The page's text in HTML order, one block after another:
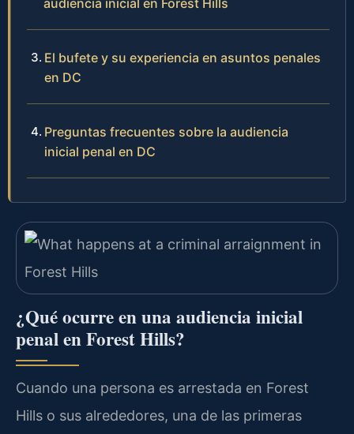
El bufete y su experiencia en asuntos penales
en DC
Preguntas frecuentes sobre la audiencia
inicial penal en DC
¿Qué ocurre en una audiencia inicial
penal en Forest Hills?
Cuando una persona es arrestada en Forest
Hills o sus alrededores, una de las primeras